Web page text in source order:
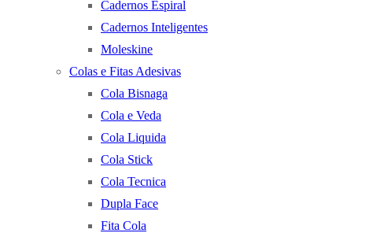
Cadernos Espiral
Cadernos Inteligentes
Moleskine
Colas e Fitas Adesivas
Cola Bisnaga
Cola e Veda
Cola Liquida
Cola Stick
Cola Tecnica
Dupla Face
Fita Cola